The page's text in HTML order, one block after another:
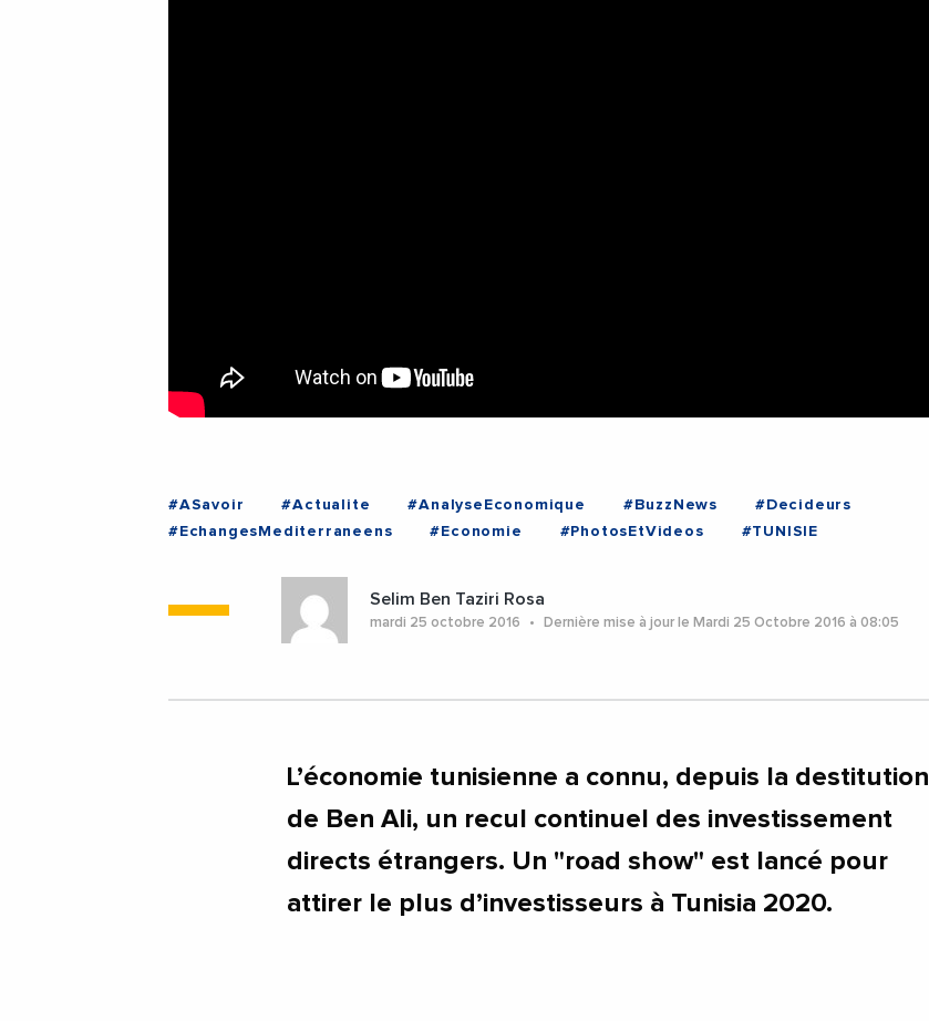
#ASavoir #Actualite #AnalyseEconomique #BuzzNews
#Decideurs
#EchangesMediterraneens
#Economie #PhotosEtVideos #TUNISIE
Selim Ben Taziri Rosa
mardi 25 octobre 2016 Dernière mise à jour le Mardi 25 Octobre 2016 à 08:05
L’économie tunisienne a connu, depuis la destitution
de Ben Ali, un recul continuel des investissement
directs étrangers. Un "road show" est lancé pour
attirer le plus d’investisseurs à Tunisia 2020.